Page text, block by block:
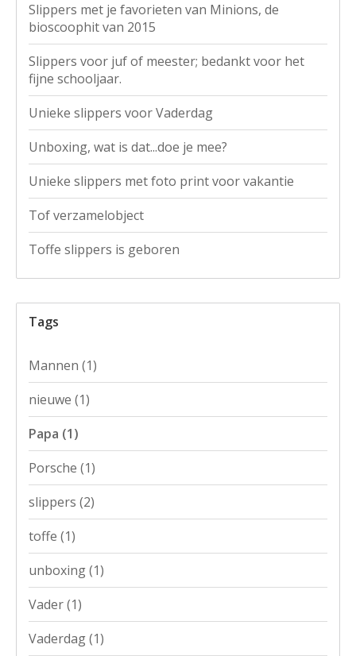
Slippers met je favorieten van Minions, de
bioscoophit van 2015
Slippers voor juf of meester; bedankt voor het
fijne schooljaar.
Unieke slippers voor Vaderdag
Unboxing, wat is dat...doe je mee?
Unieke slippers met foto print voor vakantie
Tof verzamelobject
Toffe slippers is geboren
Tags
Mannen (1)
nieuwe (1)
Papa (1)
Porsche (1)
slippers (2)
toffe (1)
unboxing(1)
Vader(1)
Vaderdag(1)